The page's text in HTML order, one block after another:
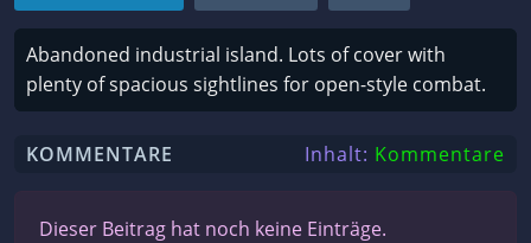
Abandoned industrial island. Lots of cover with
plenty of spacious sightlines for open-style combat.
KOMMENTARE Inhalt: Kommentare
Dieser Beitrag hat noch keine Einträge.